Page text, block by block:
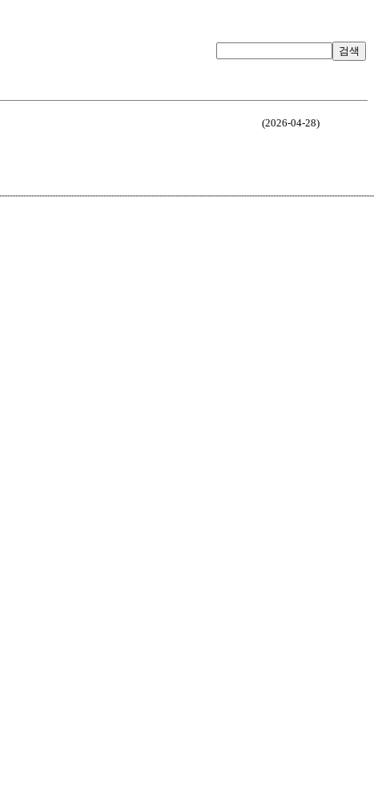
검색
(2026-04-28)